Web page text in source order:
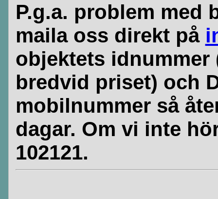
P.g.a. problem med
maila oss direkt på
objektets
bredvid priset) och
mobilnummer så
dagar. Om vi inte
102121.